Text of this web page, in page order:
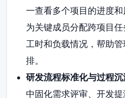
一查看多个项目的进度
为关键成员分配跨项目
工时和负载情况，帮助
排。
研发流程标准化与过程沉
中固化需求评审、开发